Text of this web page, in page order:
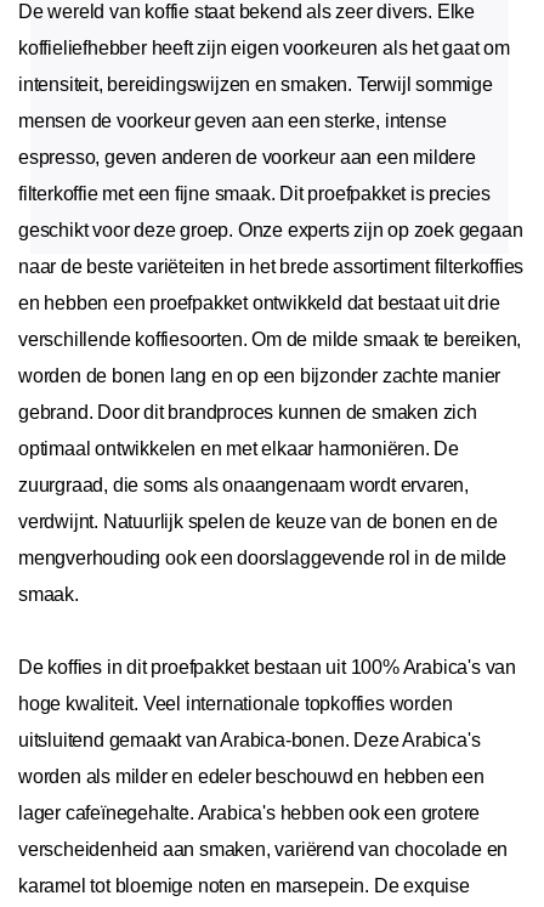
De wereld van koffie staat bekend als zeer divers. Elke
koffieliefhebber heeft zijn eigen voorkeuren als het gaat om
intensiteit, bereidingswijzen en smaken. Terwijl sommige
mensen de voorkeur geven aan een sterke, intense
espresso, geven anderen de voorkeur aan een mildere
filterkoffie met een fijne smaak. Dit proefpakket is precies
geschikt voor deze groep. Onze experts zijn op zoek gegaan
naar de beste variëteiten in het brede assortiment filterkoffies
en hebben een proefpakket ontwikkeld dat bestaat uit drie
verschillende koffiesoorten. Om de milde smaak te bereiken,
worden de bonen lang en op een bijzonder zachte manier
gebrand. Door dit brandproces kunnen de smaken zich
optimaal ontwikkelen en met elkaar harmoniëren. De
zuurgraad, die soms als onaangenaam wordt ervaren,
verdwijnt. Natuurlijk spelen de keuze van de bonen en de
mengverhouding ook een doorslaggevende rol in de milde
smaak.
De koffies in dit proefpakket bestaan uit 100% Arabica's van
hoge kwaliteit. Veel internationale topkoffies worden
uitsluitend gemaakt van Arabica-bonen. Deze Arabica's
worden als milder en edeler beschouwd en hebben een
lager cafeïnegehalte. Arabica's hebben ook een grotere
verscheidenheid aan smaken, variërend van chocolade en
karamel tot bloemige noten en marsepein. De exquise